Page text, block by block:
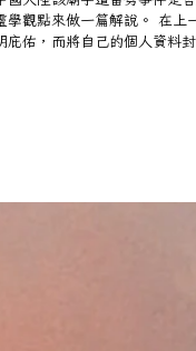
學觀點來做一篇解說。 在上
庇佑，而將自己的個人資料